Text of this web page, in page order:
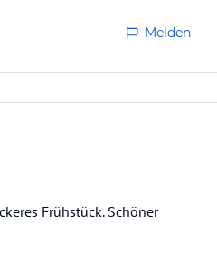
Melden
Frühstück. Schöner